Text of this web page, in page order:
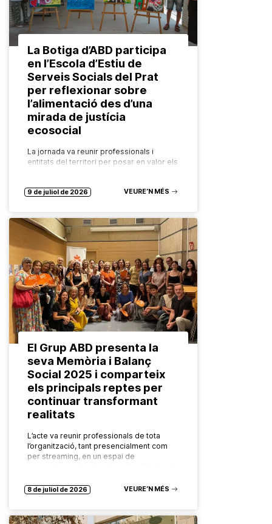
La Botiga d’ABD participa
en l’Escola d’Estiu de
Serveis Socials del Prat
per reflexionar sobre
l’alimentació des d’una
mirada de justícia
ecosocial
La jornada va reunir professionals i
entitats del territori per posar en valor els
sostenible i accessible per a tothom.…
9 de juliol de 2026 VEURE’N MÉS
El Grup ABD presenta la
seva Memòria i Balanç
Social 2025 i comparteix
els principals reptes per
continuar transformant
realitats
L’acte va reunir professionals de tota
l’organització, tant presencialment com
per streaming, en un espai de
celebrat…
8 de juliol de 2026 VEURE’N MÉS